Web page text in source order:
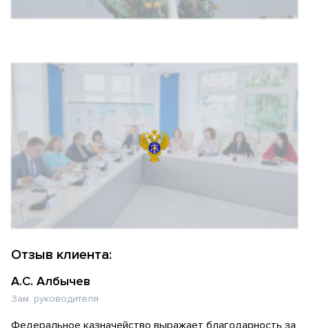
Отзыв клиента:
А.С. Албычев
Зам. руководителя
Федеральное казначейство выражает благодарность за